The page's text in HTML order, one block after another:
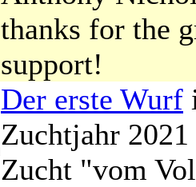
thanks for the
support!
Der erste Wurf
Zuchtjahr
Zucht "vom